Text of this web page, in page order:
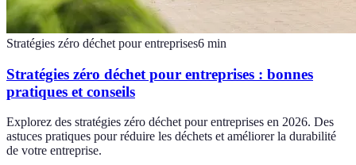
Stratégies zéro déchet pour entreprises6 min
Stratégies zéro déchet pour entreprises : bonnes
pratiques et conseils
Explorez des stratégies zéro déchet pour entreprises en 2026. Des
astuces pratiques pour réduire les déchets et améliorer la durabilité
de votre entreprise.